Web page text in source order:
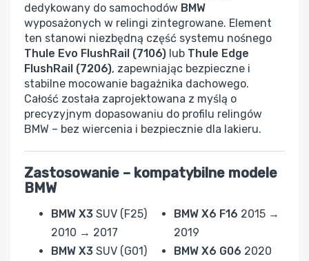
dedykowany do samochodów BMW
wyposażonych w relingi zintegrowane. Element
ten stanowi niezbędną część systemu nośnego
Thule Evo FlushRail (7106) lub Thule Edge
FlushRail (7206), zapewniając bezpieczne i
stabilne mocowanie bagażnika dachowego.
Całość została zaprojektowana z myślą o
precyzyjnym dopasowaniu do profilu relingów
BMW – bez wiercenia i bezpiecznie dla lakieru.
Zastosowanie – kompatybilne modele
BMW
BMW X3 SUV (F25)
2010 → 2017
BMW X3 SUV (G01)
BMW X6 F16 2015 →
2019
BMW X6 G06 2020